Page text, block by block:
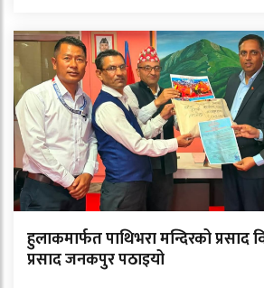
हुलाकमार्फत पाथिभरा मन्दिरको
प्रसाद जनकपुर पठाइयो